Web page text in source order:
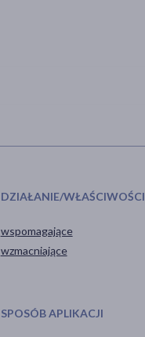
DZIAŁANIE/WŁAŚCIWOŚCI
wspomagające
wzmacniające
SPOSÓB APLIKACJI